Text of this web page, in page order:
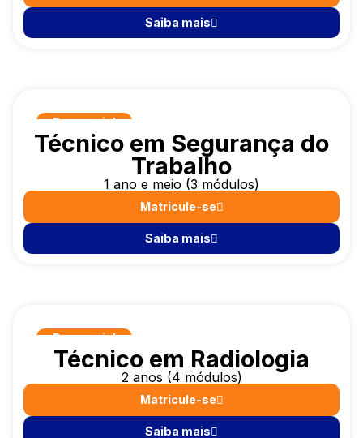
Saiba mais
Presencial
Técnico em Segurança do
Trabalho
1 ano e meio (3 módulos)
Matricule-se
Saiba mais
Presencial
Técnico em Radiologia
2 anos (4 módulos)
Matricule-se
Saiba mais